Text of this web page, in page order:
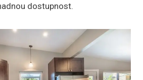
dostupnost.